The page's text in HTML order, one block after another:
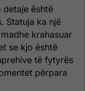
detaje është
Statuja ka një
krahasuar
se kjo është
të fytyrës
përpara